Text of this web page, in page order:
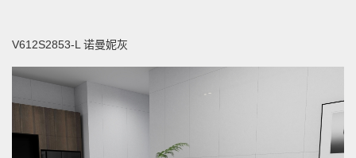
V612S2853-L 诺曼妮灰